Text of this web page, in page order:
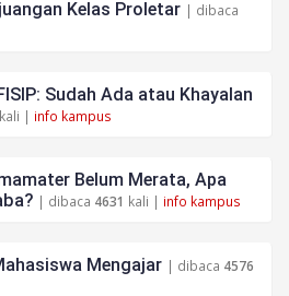
Kelas Proletar | dibaca
Sudah Ada atau Khayalan
kali | info kampus
Belum Merata, Apa
| dibaca 4631 kali | info kampus
Mengajar | dibaca 4576